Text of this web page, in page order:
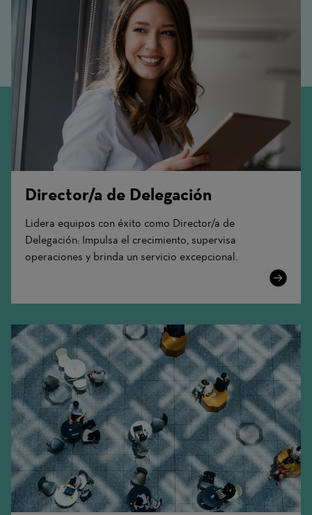
Director/a de Delegación
Lidera equipos con éxito como Director/a de
Delegación: Impulsa el crecimiento, supervisa
operaciones y brinda un servicio excepcional.
Learn